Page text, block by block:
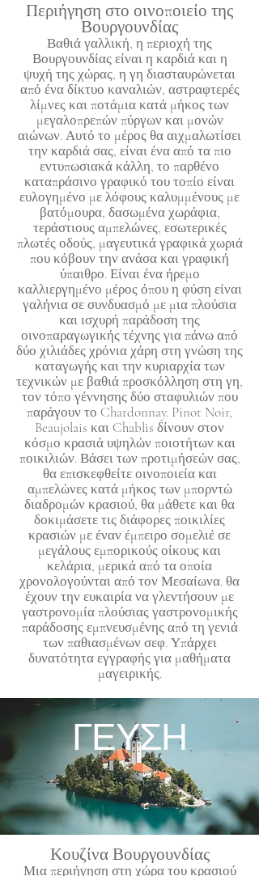
Περιήγηση στο οινοποιείο της
Βουργουνδίας
Βαθιά γαλλική, η περιοχή της
Βουργουνδίας είναι η καρδιά και η
ψυχή της χώρας, η γη διασταυρώνεται
από ένα δίκτυο καναλιών, αστραφτερές
λίμνες και ποτάμια κατά μήκος των
μεγαλοπρεπών πύργων και μονών
αιώνων. Αυτό το μέρος θα αιχμαλωτίσει
την καρδιά σας, είναι ένα από τα πιο
εντυπωσιακά κάλλη, το παρθένο
καταπράσινο γραφικό του τοπίο είναι
ευλογημένο με λόφους καλυμμένους με
βατόμουρα, δασωμένα χωράφια,
τεράστιους αμπελώνες, εσωτερικές
πλωτές οδούς, μαγευτικά γραφικά χωριά
που κόβουν την ανάσα και γραφική
ύπαιθρο. Είναι ένα ήρεμο
καλλιεργημένο μέρος όπου η φύση είναι
γαλήνια σε συνδυασμό με μια πλούσια
και ισχυρή παράδοση της
οινοπαραγωγικής τέχνης για πάνω από
δύο χιλιάδες χρόνια χάρη στη γνώση της
καταγωγής και την κυριαρχία των
τεχνικών με βαθιά προσκόλληση στη γη,
τον τόπο γέννησης δύο σταφυλιών που
παράγουν το Chardonnay. Pinot Noir,
Beaujolais και Chablis δίνουν στον
κόσμο κρασιά υψηλών ποιοτήτων και
ποικιλιών. Βάσει των προτιμήσεών σας,
θα επισκεφθείτε οινοποιεία και
αμπελώνες κατά μήκος των μπορντώ
διαδρομών κρασιού, θα μάθετε και θα
δοκιμάσετε τις διάφορες ποικιλίες
κρασιών με έναν έμπειρο σομελιέ σε
μεγάλους εμπορικούς οίκους και
κελάρια, μερικά από τα οποία
χρονολογούνται από τον Μεσαίωνα. θα
έχουν την ευκαιρία να γλεντήσουν με
γαστρονομία πλούσιας γαστρονομικής
παράδοσης εμπνευσμένης από τη γενιά
των παθιασμένων σεφ. Υπάρχει
δυνατότητα εγγραφής για μαθήματα
μαγειρικής.
ΓΕΥΣΗ
Κουζίνα Βουργουνδίας
Μια περιήγηση στη χώρα του κρασιού